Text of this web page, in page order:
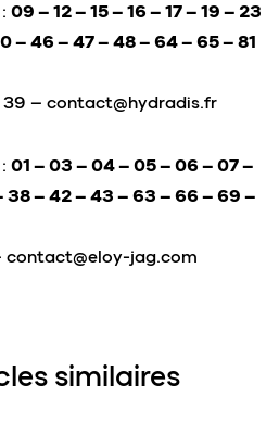
09 – 12 – 15 – 16 – 17 – 19 – 23
– 46 – 47 – 48 – 64 – 65 – 81
39 – contact@hydradis.fr
01 – 03 – 04 – 05 – 06 – 07 –
38 – 42 – 43 – 63 – 66 – 69 –
contact@eloy-jag.com
similaires